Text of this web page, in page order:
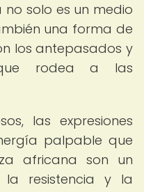
solo es un medio
una forma de
los antepasados y
rodea a las
las expresiones
palpable que
africana son un
resistencia y la